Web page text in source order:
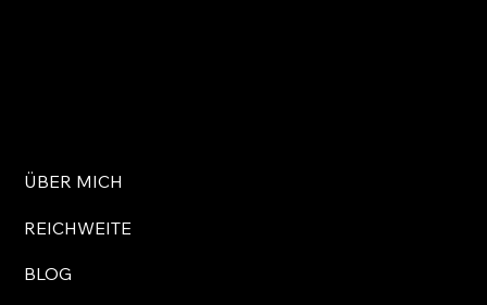
ÜBER MICH
REICHWEITE
BLOG